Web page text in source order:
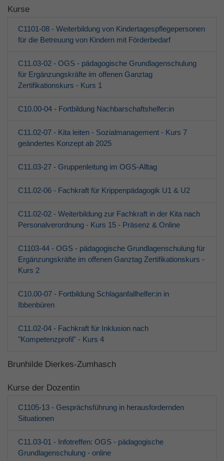
Jugendliche
Erwachsene
Kurse
C1101-08 - Weiterbildung von Kindertagespflegepersonen
für die Betreuung von Kindern mit Förderbedarf
C11.03-02 - OGS - pädagogische Grundlagenschulung
für Ergänzungskräfte im offenen Ganztag
Zertifikationskurs - Kurs 1
C10.00-04 - Fortbildung Nachbarschaftshelfer:in
C11.02-07 - Kita leiten - Sozialmanagement - Kurs 7
geändertes Konzept ab 2025
C11.03-27 - Gruppenleitung im OGS-Alltag
C11.02-06 - Fachkraft für Krippenpädagogik U1 & U2
C11.02-02 - Weiterbildung zur Fachkraft in der Kita nach
Personalverordnung - Kurs 15 - Präsenz & Online
C1103-44 - OGS - pädagogische Grundlagenschulung für
Ergänzungskräfte im offenen Ganztag Zertifikationskurs -
Kurs 2
C10.00-07 - Fortbildung Schlaganfallhelfer:in in
Ibbenbüren
C11.02-04 - Fachkraft für Inklusion nach
"Kompetenzprofil" - Kurs 4
Brunhilde Dierkes-Zumhasch
Kurse der Dozentin
C1105-13 - Gesprächsführung in herausfordernden
Situationen
C11.03-01 - Infotreffen: OGS - pädagogische
Grundlagenschulung - online